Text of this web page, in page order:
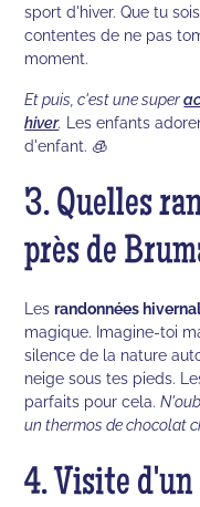
sport d'hiver. Que tu
contentes de ne pas
moment.
Et puis, c'est une super
hiver. Les enfants
d'enfant. 🧊
3. Quelles
près de
Lesrandonnées
magique. Imagine-toi
silence de la nature
neige sous tes pieds.
parfaits pour cela.
un thermos de chocolat
4. Visite